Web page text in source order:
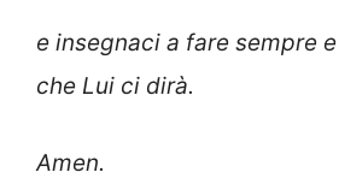
e insegnaci a fare sempre
che Lui ci dirà.
Amen.